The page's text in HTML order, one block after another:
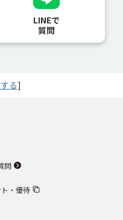
LINEで
質問
る]
問
・優待